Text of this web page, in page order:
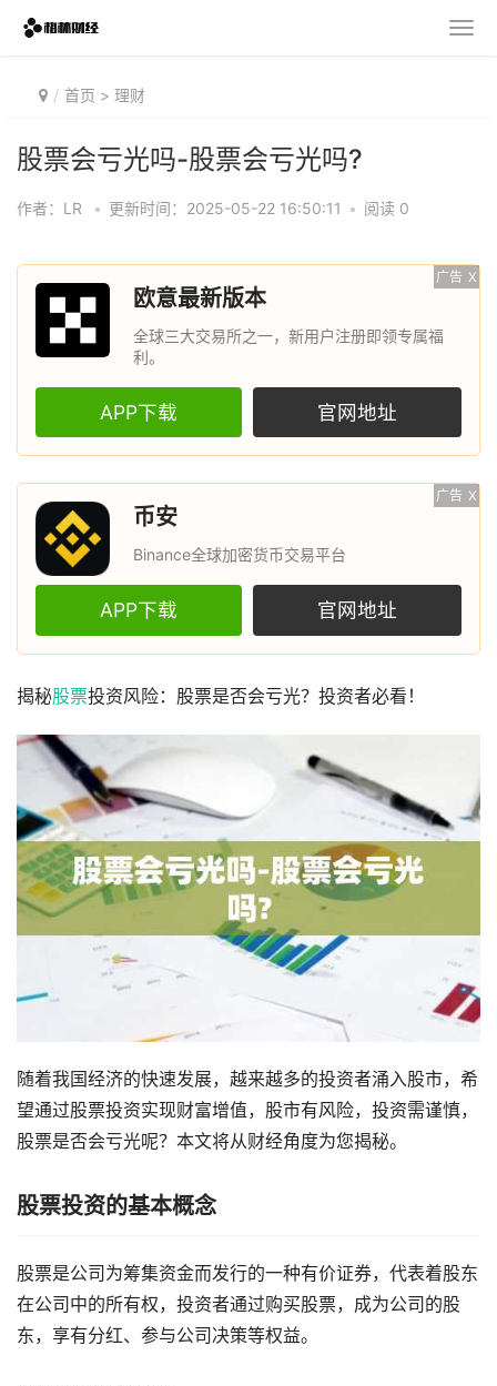
首页 > 理财
股票会亏光吗-股票会亏光吗?
作者：LR • 更新时间：2025-05-22 16:50:11 • 阅读 0
广告 X
欧意最新版本
全球三大交易所之一，新用户注册即领专属福
利。
APP下载 官网地址
广告 X
币安
Binance全球加密货币交易平台
APP下载 官网地址
揭秘股票投资风险：股票是否会亏光？投资者必看！
随着我国经济的快速发展，越来越多的投资者涌入股市，希
望通过股票投资实现财富增值，股市有风险，投资需谨慎，
股票是否会亏光呢？本文将从财经角度为您揭秘。
股票投资的基本概念
股票是公司为筹集资金而发行的一种有价证券，代表着股东
在公司中的所有权，投资者通过购买股票，成为公司的股
东，享有分红、参与公司决策等权益。